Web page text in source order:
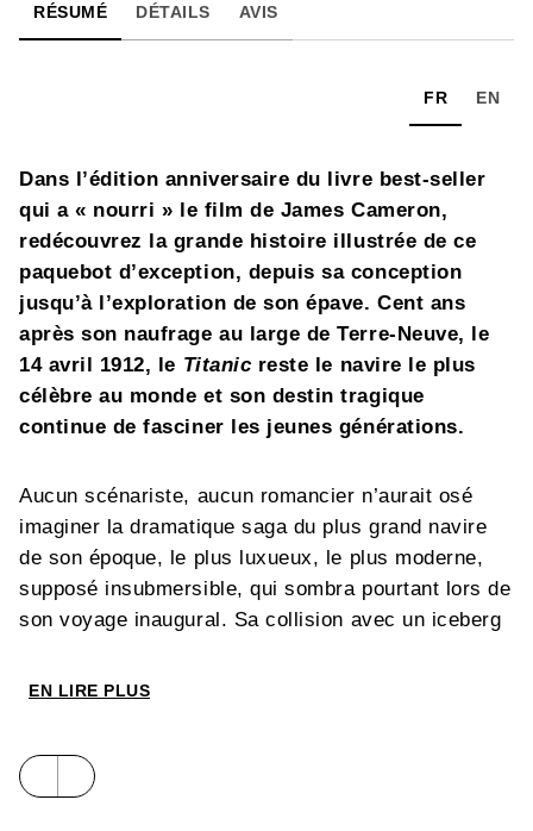
RÉSUMÉ DÉTAILS AVIS
FR EN
Dans l’édition anniversaire du livre best-seller
qui a « nourri » le film de James Cameron,
redécouvrez la grande histoire illustrée de ce
paquebot d’exception, depuis sa conception
jusqu’à l’exploration de son épave. Cent ans
après son naufrage au large de Terre-Neuve, le
14 avril 1912, le Titanic reste le navire le plus
célèbre au monde et son destin tragique
continue de fasciner les jeunes générations.
Aucun scénariste, aucun romancier n’aurait osé
imaginer la dramatique saga du plus grand navire
de son époque, le plus luxueux, le plus moderne,
supposé insubmersible, qui sombra pourtant lors de
son voyage inaugural. Sa collision avec un iceberg
en tête les images de Kate Winslet et Leonardo
DiCaprio à l’étrave du bateau, mais le film le plus
EN LIRE PLUS